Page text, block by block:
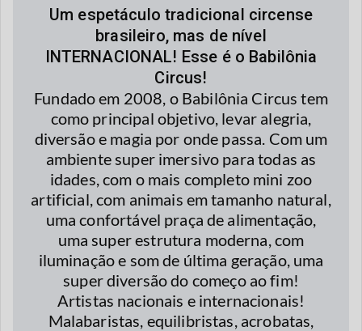
Um espetáculo tradicional circense
brasileiro, mas de nível
INTERNACIONAL! Esse é o Babilônia
Circus!
Fundado em 2008, o Babilônia Circus tem
como principal objetivo, levar alegria,
diversão e magia por onde passa. Com um
ambiente super imersivo para todas as
idades, com o mais completo mini zoo
artificial, com animais em tamanho natural,
uma confortável praça de alimentação,
uma super estrutura moderna, com
iluminação e som de última geração, uma
super diversão do começo ao fim!
Artistas nacionais e internacionais!
Malabaristas, equilibristas, acrobatas,